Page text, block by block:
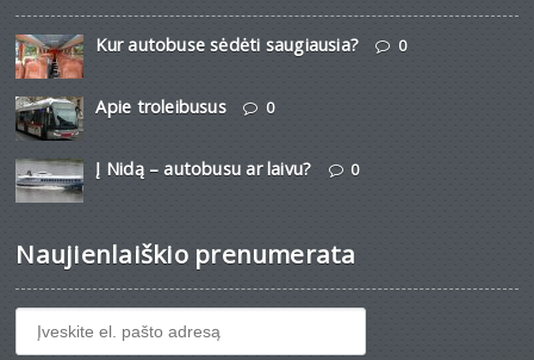
Kur autobuse sėdėti saugiausia? 0
Apie troleibusus 0
Į Nidą – autobusu ar laivu? 0
Naujienlaiškio prenumerata